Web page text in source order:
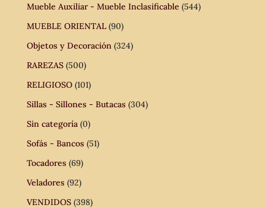
Mueble Auxiliar - Mueble Inclasificable (544)
MUEBLE ORIENTAL (90)
Objetos y Decoración (324)
RAREZAS (500)
RELIGIOSO (101)
Sillas - Sillones - Butacas (304)
Sin categoría (0)
Sofás - Bancos (51)
Tocadores (69)
Veladores (92)
VENDIDOS (398)